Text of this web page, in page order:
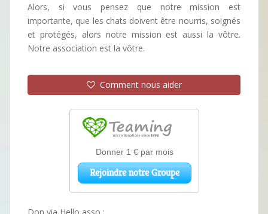
Alors, si vous pensez que notre mission est
importante, que les chats doivent être nourris, soignés
et protégés, alors notre mission est aussi la vôtre.
Notre association est la vôtre.
Comment nous aider